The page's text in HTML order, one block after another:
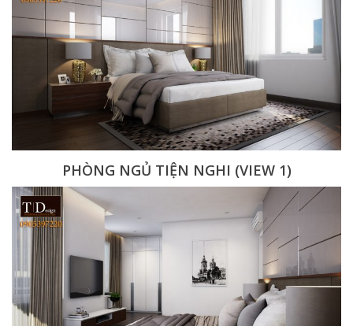
PHÒNG NGỦ TIỆN NGHI (VIEW 1)